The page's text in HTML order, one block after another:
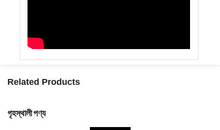
Related Products
গৃহস্থালী পণ্য